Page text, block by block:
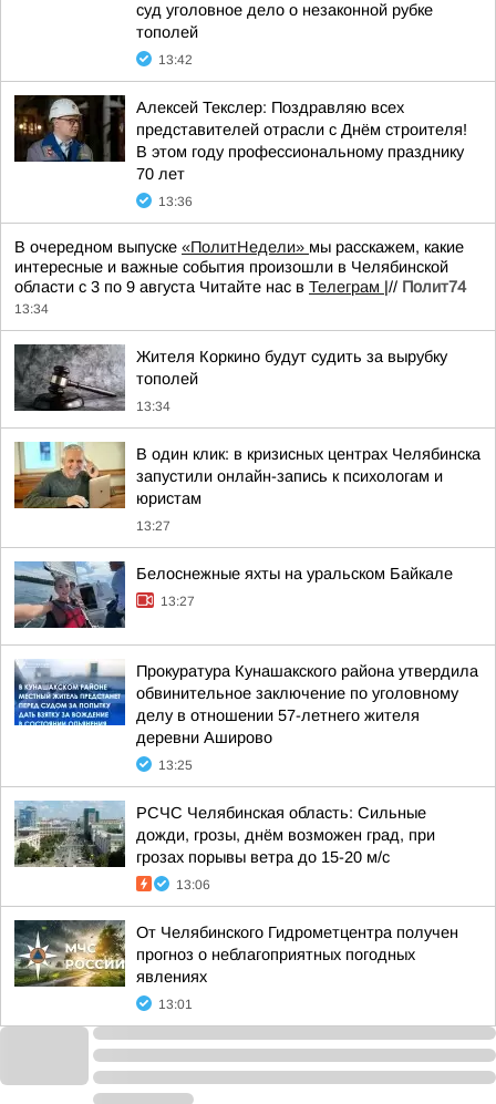
суд уголовное дело о незаконной рубке
тополей
13:42
Алексей Текслер: Поздравляю всех
представителей отрасли с Днём строителя!
В этом году профессиональному празднику
70 лет
13:36
В очередном выпуске «ПолитНедели» мы расскажем, какие
интересные и важные события произошли в Челябинской
области с 3 по 9 августа Читайте нас в Телеграм |// Полит74
13:34
Жителя Коркино будут судить за вырубку
тополей
13:34
В один клик: в кризисных центрах Челябинска
запустили онлайн-запись к психологам и
юристам
13:27
Белоснежные яхты на уральском Байкале
13:27
Прокуратура Кунашакского района утвердила
обвинительное заключение по уголовному
делу в отношении 57-летнего жителя
деревни Аширово
13:25
РСЧС Челябинская область: Сильные
дожди, грозы, днём возможен град, при
грозах порывы ветра до 15-20 м/с
13:06
От Челябинского Гидрометцентра получен
прогноз о неблагоприятных погодных
явлениях
13:01